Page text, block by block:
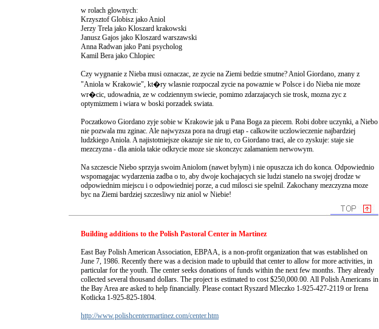
w rolach glownych:
Krzysztof Globisz jako Aniol
Jerzy Trela jako Kloszard krakowski
Janusz Gajos jako Kloszard warszawski
Anna Radwan jako Pani psycholog
Kamil Bera jako Chlopiec
Czy wygnanie z Nieba musi oznaczac, ze zycie na Ziemi bedzie smutne? Aniol Giordano, znany z
"Aniola w Krakowie", kt�ry wlasnie rozpoczal zycie na powaznie w Polsce i do Nieba nie moze
wr�cic, udowadnia, ze w codziennym swiecie, pomimo zdarzajacych sie trosk, mozna zyc z
optymizmem i wiara w boski porzadek swiata.
Poczatkowo Giordano zyje sobie w Krakowie jak u Pana Boga za piecem. Robi dobre uczynki, a Niebo
nie pozwala mu zginac. Ale najwyzsza pora na drugi etap - calkowite uczlowieczenie najbardziej
ludzkiego Aniola. A najistotniejsze okazuje sie nie to, co Giordano traci, ale co zyskuje: staje sie
mezczyzna - dla aniola takie odkrycie moze sie skonczyc zalamaniem nerwowym.
Na szczescie Niebo sprzyja swoim Aniolom (nawet bylym) i nie opuszcza ich do konca. Odpowiednio
wspomagajac wydarzenia zadba o to, aby dwoje kochajacych sie ludzi stanelo na swojej drodze w
odpowiednim miejscu i o odpowiedniej porze, a cud milosci sie spelnil. Zakochany mezczyzna moze
byc na Ziemi bardziej szczesliwy niz aniol w Niebie!
Building additions to the Polish Pastoral Center in Martinez
East Bay Polish American Association, EBPAA, is a non-profit organization that was established on
June 7, 1986. Recently there was a decision made to upbuild that center to allow for more activities, in
particular for the youth. The center seeks donations of funds within the next few months. They already
collected several thousand dollars. The project is estimated to cost $250,000.00. All Polish Americans in
the Bay Area are asked to help financially. Please contact Ryszard Mleczko 1-925-427-2119 or Irena
Kotlicka 1-925-825-1804.
http://www.polishcentermartinez.com/center.htm